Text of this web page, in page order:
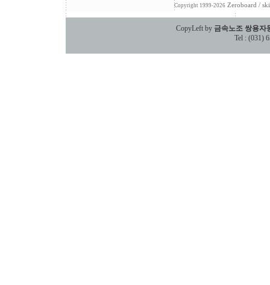
Copyright 1999-2026 Zeroboard /
CopyLeft by 금속노조 쌍용자
Tel : (031)